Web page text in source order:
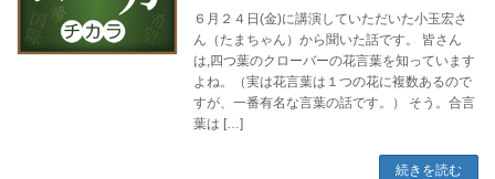
６月２４日(金)に講演していただいた小玉宏さ
ん（たまちゃん）から聞いた話です。 皆さん
は,四つ葉のクローバーの花言葉を知っています
よね。（実は花言葉は１つの花に複数あるので
すが、一番有名な言葉の話です。） そう。合言
葉は […]
続きを読む